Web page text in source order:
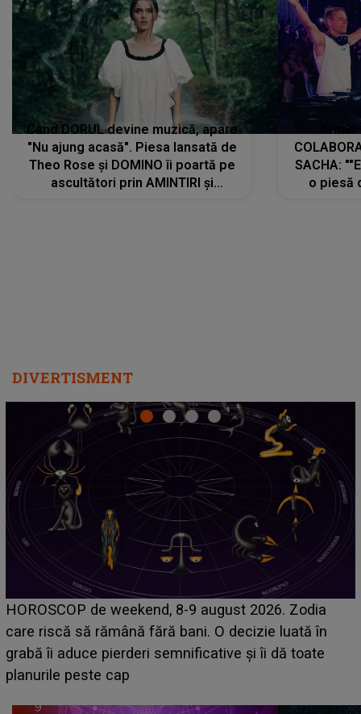
Când DORUL devine muzică, apare
"Nu ajung acasă". Piesa lansată de
Theo Rose și DOMINO îi poartă pe
ascultători prin AMINTIRI și
SACHA:
o piesă
DIVERTISMENT
Emanuel a ținut ACEST DETALIU ASCUNS până
acum! În fața Alexandrei, concurentul din Casa Iubirii
face o MĂRTURISIRE NEAȘTEPTATĂ despre mama
sa: "I-am spus și ei în față, eu nu te iubesc pentru